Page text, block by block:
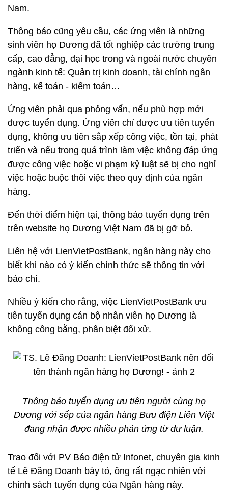
Nam.
Thông báo cũng yêu cầu, các ứng viên là những
sinh viên họ Dương đã tốt nghiệp các trường trung
cấp, cao đẳng, đại học trong và ngoài nước chuyên
ngành kinh tế: Quản trị kinh doanh, tài chính ngân
hàng, kế toán - kiểm toán…
Ứng viên phải qua phỏng vấn, nếu phù hợp mới
được tuyển dụng. Ứng viên chỉ được ưu tiên tuyển
dụng, không ưu tiên sắp xếp công việc, tồn tại, phát
triển và nếu trong quá trình làm việc không đáp ứng
được công việc hoặc vi phạm kỷ luật sẽ bị cho nghỉ
việc hoặc buộc thôi việc theo quy định của ngân
hàng.
Đến thời điểm hiện tại, thông báo tuyển dụng trên
trên website họ Dương Việt Nam đã bị gỡ bỏ.
Liên hệ với LienVietPostBank, ngân hàng này cho
biết khi nào có ý kiến chính thức sẽ thông tin với
báo chí.
Nhiều ý kiến cho rằng, việc LienVietPostBank ưu
tiên tuyển dụng cán bộ nhân viên họ Dương là
không công bằng, phân biệt đối xử.
Thông báo tuyển dụng ưu tiên người cùng họ
Dương với sếp của ngân hàng Bưu điện Liên Việt
đang nhận được nhiều phản ứng từ dư luận.
Trao đổi với PV Báo điện tử Infonet, chuyên gia kinh
tế Lê Đăng Doanh bày tỏ, ông rất ngạc nhiên với
chính sách tuyển dụng của Ngân hàng này.